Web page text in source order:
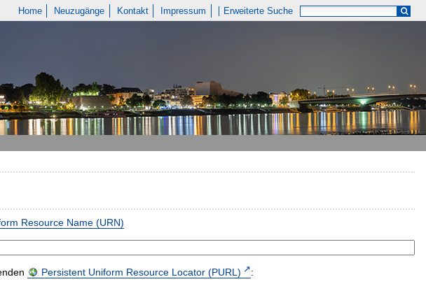
Home Neuzugänge Kontakt Impressum Erweiterte Suche
Resource Name (URN)
Persistent Uniform Resource Locator (PURL) :